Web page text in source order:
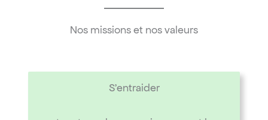
Nos missions et nos valeurs
S’entraider